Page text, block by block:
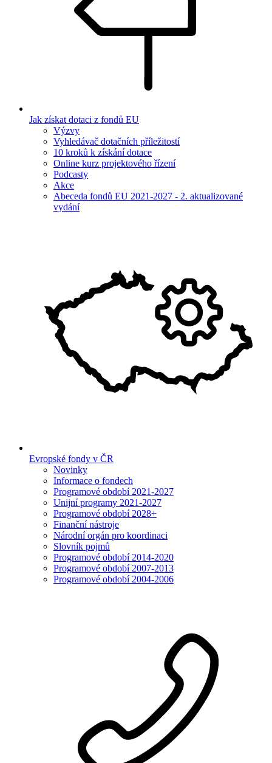
Jak získat dotaci z fondů EU
Výzvy
Vyhledávač dotačních příležitostí
10 kroků k získání dotace
Online kurz projektového řízení
Podcasty
Akce
Abeceda fondů EU 2021-2027 - 2. aktualizované
vydání
Evropské fondy v ČR
Novinky
Informace o fondech
Programové období 2021-2027
Unijní programy 2021-2027
Programové období 2028+
Finanční nástroje
Národní orgán pro koordinaci
Slovník pojmů
Programové období 2014-2020
Programové období 2007-2013
Programové období 2004-2006